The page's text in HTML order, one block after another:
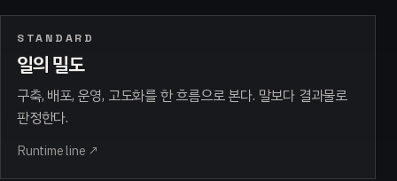
STANDARD
일의 밀도
구축, 배포, 운영, 고도화를 한 흐름으로 본다. 말보다 결과물로
판정한다.
Runtime line ↗